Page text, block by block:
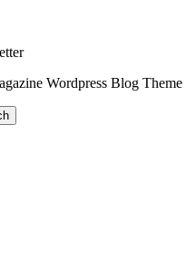
Wordpress Blog Theme